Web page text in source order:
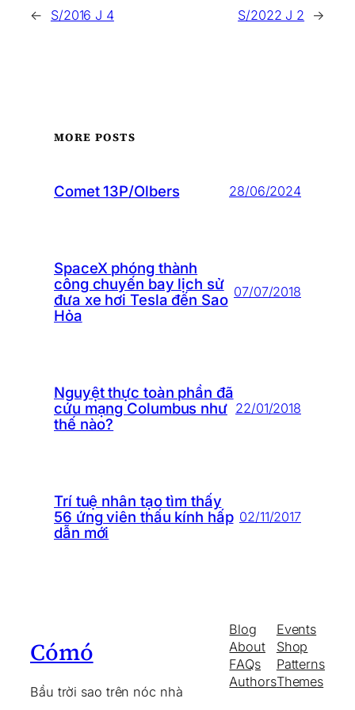
← S/2016 J 4 S/2022 J 2 →
MORE POSTS
Comet 13P/Olbers 28/06/2024
SpaceX phóng thành
công chuyến bay lịch sử
đưa xe hơi Tesla đến Sao
Hỏa
07/07/2018
Nguyệt thực toàn phần đã
cứu mạng Columbus như
thế nào?
22/01/2018
Trí tuệ nhân tạo tìm thấy
56 ứng viên thấu kính hấp
dẫn mới
02/11/2017
Cómó
Bầu trời sao trên nóc nhà
Blog
About
FAQs
Authors
Events
Shop
Patterns
Themes